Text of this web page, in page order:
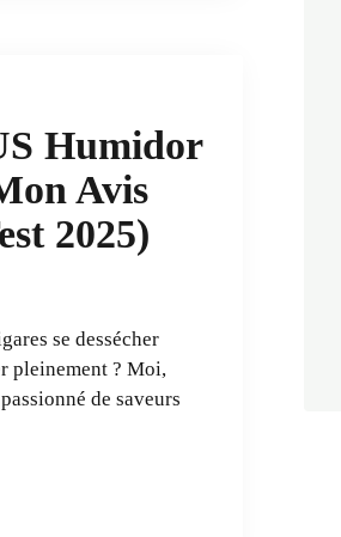
Humidor
Avis
2025)
se dessécher
pleinement ? Moi,
de saveurs